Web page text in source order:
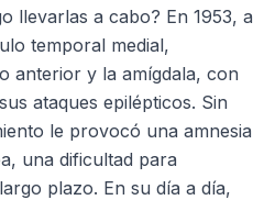
llevarlas a cabo? En 1953, a
temporal medial,
anterior y la amígdala, con
ataques epilépticos. Sin
le provocó una amnesia
una dificultad para
plazo. En su día a día,